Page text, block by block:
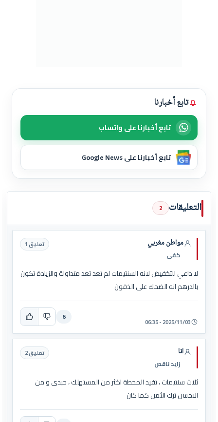
تابع أخبارنا
تابع أخبارنا على واتساب
تابع أخبارنا على Google News
التعليقات 2
مواطن مغربي
كفى
تعليق 1
لا داعي للتخفيض لانه السنتيمات لم تعد تعد متداولة والزيادة تكون
بالدرهم انه الضحك على الذقون
2025/11/03 - 06:35
6
انا
زايد ناقص
تعليق 2
ثلاث سنتيمات ، تفيد المحطة اكثر من المستهلك ، حبدى و من
الاحسن ترك الثمن كما كان